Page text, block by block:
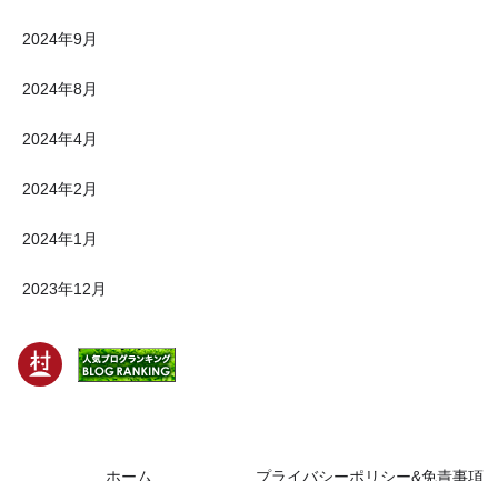
2024年9月
2024年8月
2024年4月
2024年2月
2024年1月
2023年12月
ホーム プライバシーポリシー&免責事項